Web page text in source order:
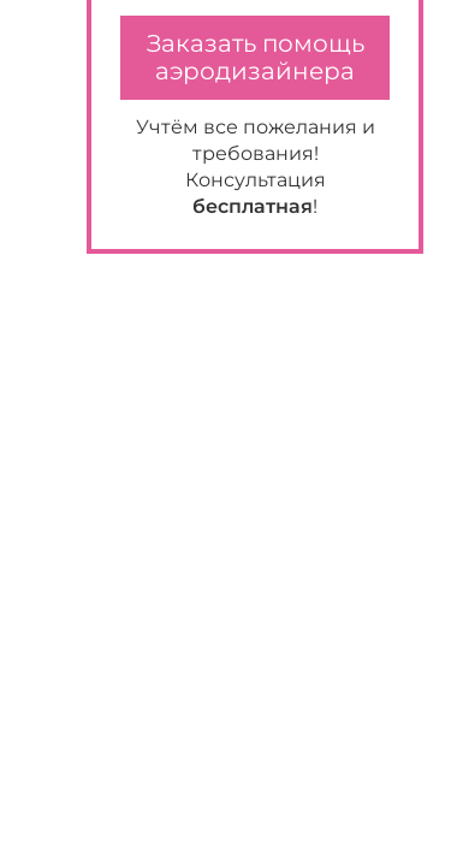
Заказать помощь
аэродизайнера
Учтём все пожелания и
требования!
Консультация
бесплатная!